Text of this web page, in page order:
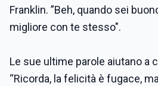
Franklin. ”Beh, quando sei
migliore con te stesso".
Le sue ultime parole aiutano a
“Ricorda, la felicità è fugace,